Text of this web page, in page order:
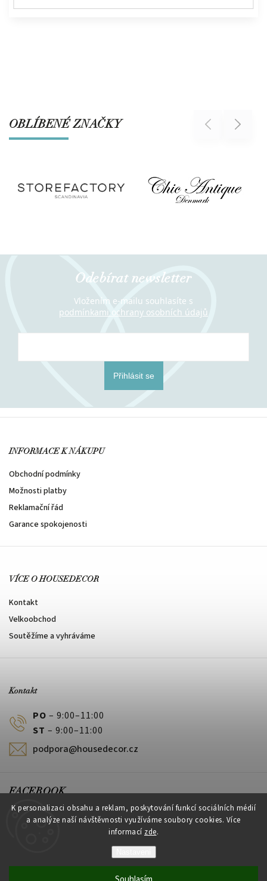
K personalizaci obsahu a reklam, poskytování funkcí sociálních médií
a analýze naší návštěvnosti využíváme soubory cookies. Více
informací zde.
OBLÍBENÉ ZNAČKY Previous Next
Odebírat newsletter
Vložením e-mailu souhlasíte s
podmínkami ochrany osobních údajů
Přihlásit se
INFORMACE K NÁKUPU
Obchodní podmínky
Možnosti platby
Reklamační řád
Garance spokojenosti
VÍCE O HOUSEDECOR
Kontakt
Velkoobchod
Soutěžíme a vyhráváme
Kontakt
PO – 9:00–11:00
ST – 9:00–11:00
podpora@housedecor.cz
FACEBOOK